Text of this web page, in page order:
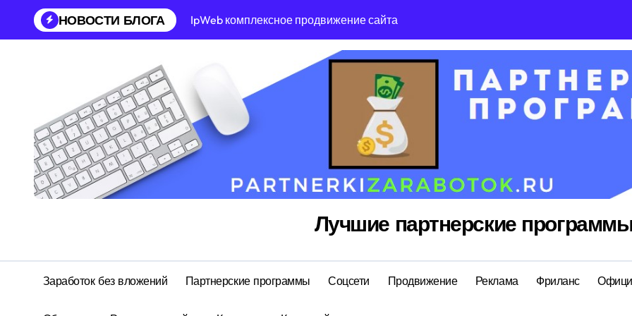
Перейти
содержанию
НОВОСТИ БЛОГА IpWeb комплексное продвижение сайта Reg Ru топ
Лучшие партнерские
Заработок без вложений Партнерские программы Соцсети Продвижение Реклама Фриланс